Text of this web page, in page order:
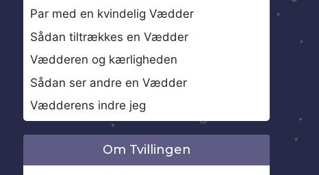
Par med en kvindelig Vædder
Sådan tiltrækkes en Vædder
Vædderen og kærligheden
Sådan ser andre en Vædder
Vædderens indre jeg
Om Tvillingen